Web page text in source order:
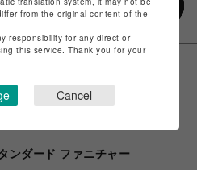
ンダード ファニチャー
from the original content of the
responsibility for any direct or
this service. Thank you for your
Cancel